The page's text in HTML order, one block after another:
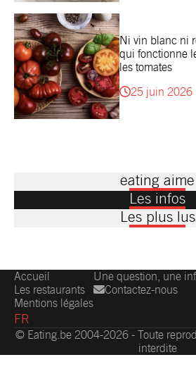
Ni vin blanc ni
qui fonctionne
les tomates
25 juin 2026
eating aime
Les infos
Les plus lus
Accueil
Les restaurants
Mentions légales
Une question, une
Contactez-nous
FR
© Eating.be 2004-2026 - Toute
interdite